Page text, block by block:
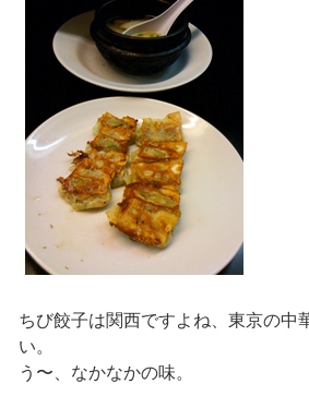
ちび餃子は関西ですよね、東京の中
い。
う〜、なかなかの味。